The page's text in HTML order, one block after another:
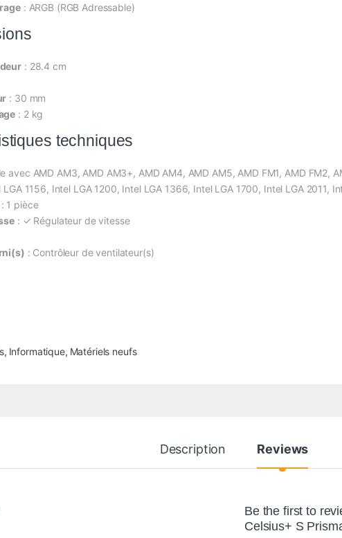
: ARGB (RGB Adressable)
: 28.4 cm
: 30 mm
: 2 kg
techniques
avec AMD AM3, AMD AM3+, AMD AM4, AMD AM5, AMD FM1, AMD FM2,
LGA 1156, Intel LGA 1200, Intel LGA 1366, Intel LGA 1700, Intel LGA 2011,
1 pièce
: ✓ Régulateur de vitesse
: Contrôleur de ventilateur(s)
, Informatique, Matériels neufs
Description Reviews
Be the first to
Celsius+ S